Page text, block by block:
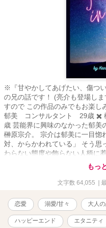
※『甘やかしてあげたい、傷つ
の兄の話です！ (亮介も登場し
すので この作品のみでもお楽し
郁美 コンサルタント 29歳 ✖️
歳 芸能界に興味のなかった郁美
榊原宗介。 宗介は郁美に一目惚
対、からかわれている」 そう思
わらない態度や飾らない人柄に
頂の芸能人。 そう思って、二
＊＊＊＊ 大人な、 でもピュア
もっ
文字数 64,055 |
恋愛 溺愛/甘々 大人
ハッピーエンド エタニティ